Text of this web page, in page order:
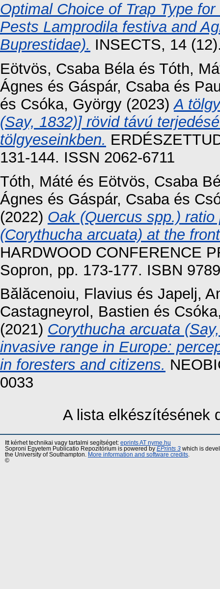
Optimal Choice of Trap Type
Pests Lamprodila festiva and
Buprestidae). INSECTS, 14
Eötvös, Csaba Bélaés Tóth,
Ágnes és Gáspár, Csabaés
és Csóka, György (2023)A
(Say, 1832)] rövid távú
tölgyeseinkben.
131-144. ISSN 2062-6711
Tóth, Máté és Eötvös, Csaba
Ágnes és Gáspár, Csabaés
(2022) Oak (Quercus spp.)
(Corythucha arcuata) at the
HARDWOOD CONFERENCE
Sopron, pp. 173-177. ISBN
Bălăcenoiu, Flavius és Japelj,
Castagneyrol, Bastien és
(2021) Corythucha arcuata
invasive range in Europe:
in foresters and citizens.
0033
A lista elkészítésének
Itt kérhet technikai vagy tartalmi segítséget: eprints AT nyme.hu
Soproni Egyetem Publicatio Repozitórium is powered by EPrints 3 which is
the University of Southampton.
More information and software credits
©